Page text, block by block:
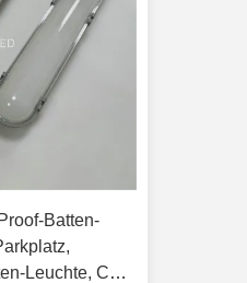
Batten-
Leuchte, CE-